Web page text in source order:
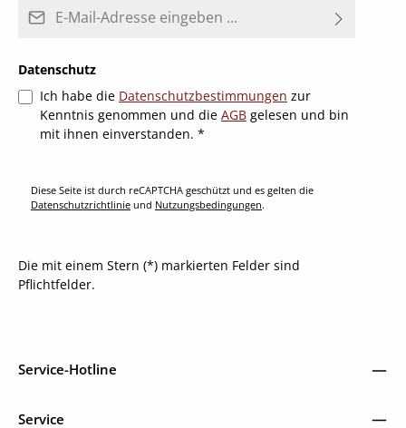
Datenschutz
Ich habe die Datenschutzbestimmungen zur
Kenntnis genommen und die AGB gelesen und bin
mit ihnen einverstanden. *
Diese Seite ist durch reCAPTCHA geschützt und es gelten die
Datenschutzrichtlinie und Nutzungsbedingungen.
Die mit einem Stern (*) markierten Felder sind
Pflichtfelder.
Service-Hotline
Service